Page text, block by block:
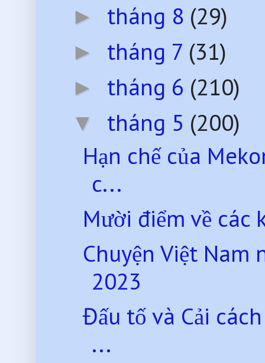
► tháng 8 (29)
► tháng 7 (31)
► tháng 6 (210)
▼ tháng 5 (200)
Hạn chế của
c...
Mười điểm về các
Chuyện Việt
2023
Đấu tố và Cải
...